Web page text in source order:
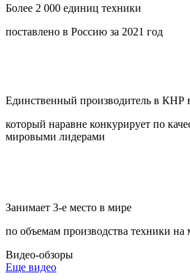
Более 2 000 единиц техники
поставлено в Россию за 2021 год
Единственный производитель в КНР
который наравне конкурирует по
мировыми лидерами
Занимает 3-е место в мире
по объемам производства техники
Видео-обзоры
Еще видео